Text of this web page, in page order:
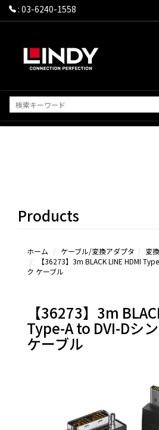
: 03-6240-1558
USB（Type-
Products
ホーム ケーブル/変換アダプタ 変
【36273】3m BLACK LINE HDMI
ク ケーブル
【36273】3m
Type-A to DVI-Dシ
ケーブル